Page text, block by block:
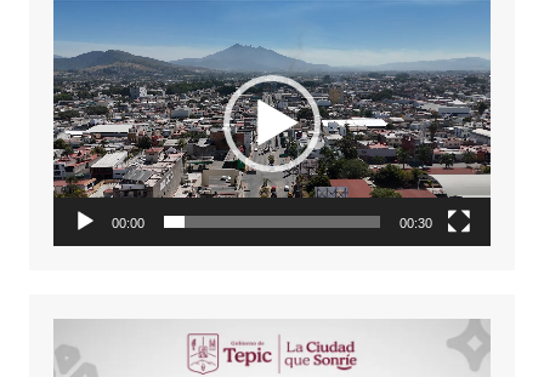
de
vídeo
00:00 00:30